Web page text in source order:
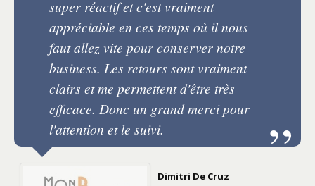
super réactif et c'est vraiment
appréciable en ces temps où il nous
faut allez vite pour conserver notre
business. Les retours sont vraiment
clairs et me permettent d'être très
efficace. Donc un grand merci pour
l'attention et le suivi.
Dimitri De Cruz